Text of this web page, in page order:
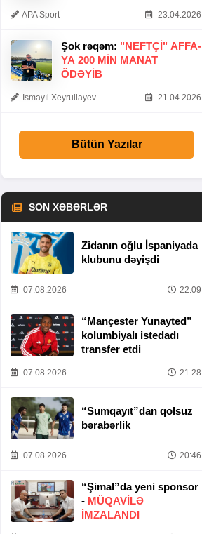
APA Sport 23.04.2026
Şok rəqəm: "NEFTÇI" AFFA-
YA 200 MIN MANAT
ÖDƏYIB
İsmayıl Xeyrullayev 21.04.2026
Bütün Yazılar
SON XƏBƏRLƏR
Zidanın oğlu İspaniyada
klubunu dəyişdi
07.08.2026 22:09
“Mançester Yunayted”
kolumbiyalı istedadı
transfer etdi
07.08.2026 21:28
“Sumqayıt”dan qolsuz
bərabərlik
07.08.2026 20:46
“Şimal”da yeni sponsor
- MÜQAVİLƏ
İMZALANDI